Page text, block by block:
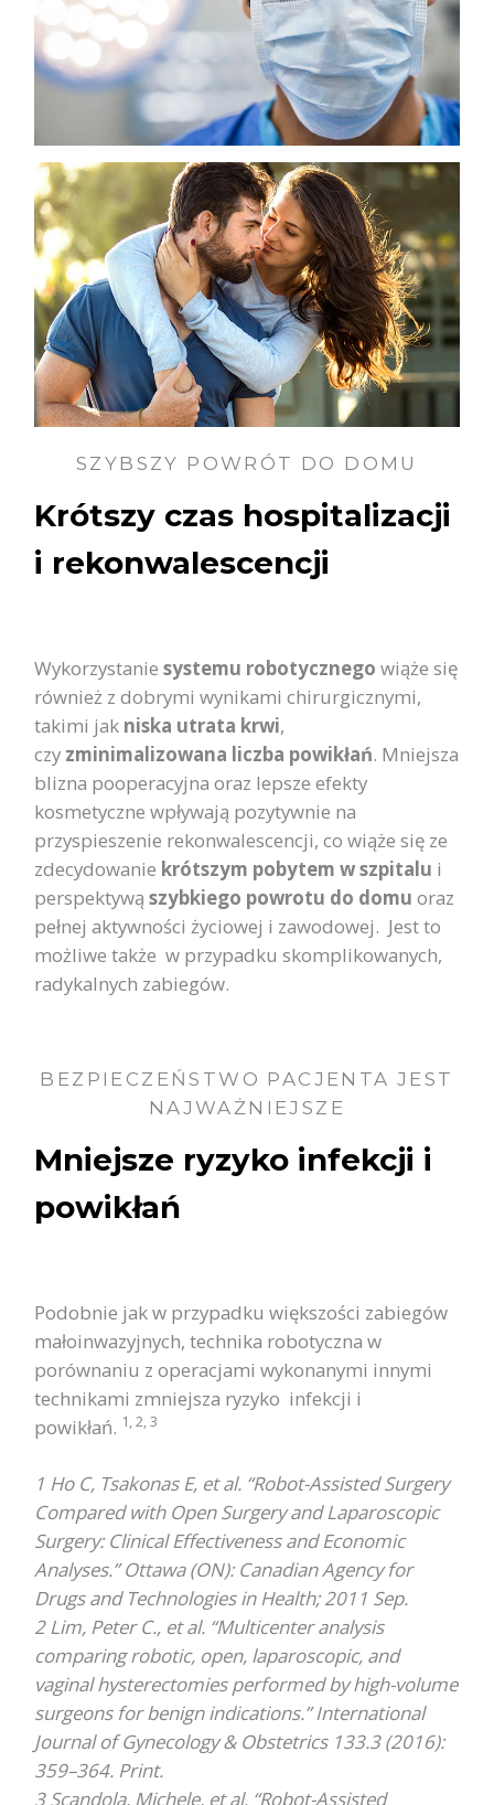
SZYBSZY POWRÓT DO DOMU
Krótszy czas hospitalizacji
i rekonwalescencji
Wykorzystaniesystemu robotycznego wiąże się
również z dobrymi wynikami chirurgicznymi,
takimi jak niska utrata krwi,
czy zminimalizowana liczba powikłań. Mniejsza
blizna pooperacyjna oraz lepsze efekty
kosmetyczne wpływają pozytywnie na
przyspieszenie rekonwalescencji, co wiąże się ze
zdecydowanie krótszym pobytem w szpitalu i
perspektywąszybkiego powrotu do domu oraz
pełnej aktywności życiowej i zawodowej. Jest to
możliwe także w przypadku skomplikowanych,
radykalnych zabiegów.
BEZPIECZEŃSTWO PACJENTA JEST
NAJWAŻNIEJSZE
Mniejsze ryzyko infekcji i
powikłań
Podobnie jak w przypadku większości zabiegów
małoinwazyjnych, technika robotyczna w
porównaniu z operacjami wykonanymi innymi
technikami zmniejsza ryzyko infekcji i
powikłań. 1, 2, 3
1 Ho C, Tsakonas E, et al. “Robot-Assisted Surgery
Compared with Open Surgery and Laparoscopic
Surgery: Clinical Effectiveness and Economic
Analyses.” Ottawa (ON): Canadian Agency for
Drugs and Technologies in Health; 2011 Sep.
2 Lim, Peter C., et al. “Multicenter analysis
comparing robotic, open, laparoscopic, and
vaginal hysterectomies performed by high-volume
surgeons for benign indications.” International
Journal of Gynecology & Obstetrics 133.3 (2016):
359–364. Print.
3 Scandola, Michele, et al. “Robot-Assisted